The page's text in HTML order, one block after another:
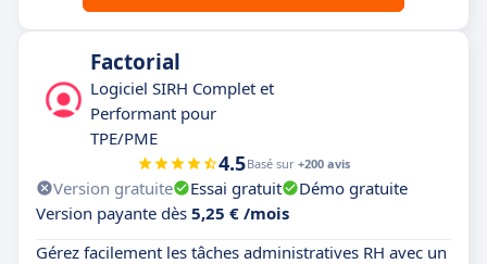
Factorial
Logiciel SIRH Complet et
Performant pour
TPE/PME
4.5Basé sur +200 avis
Version gratuite Essai gratuit
Démo gratuite
Version payante dès 5,25 € /mois
Gérez facilement les tâches administratives RH avec un